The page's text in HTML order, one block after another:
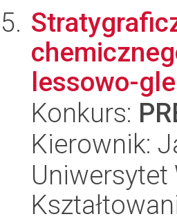
lessowo-
Konkurs:
Kierownik:
Uniwersytet